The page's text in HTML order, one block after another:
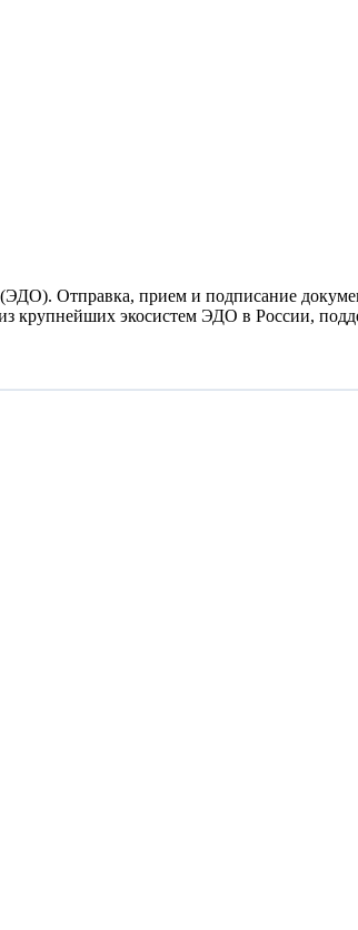
Отправка, прием и подписание
экосистем ЭДО в России,